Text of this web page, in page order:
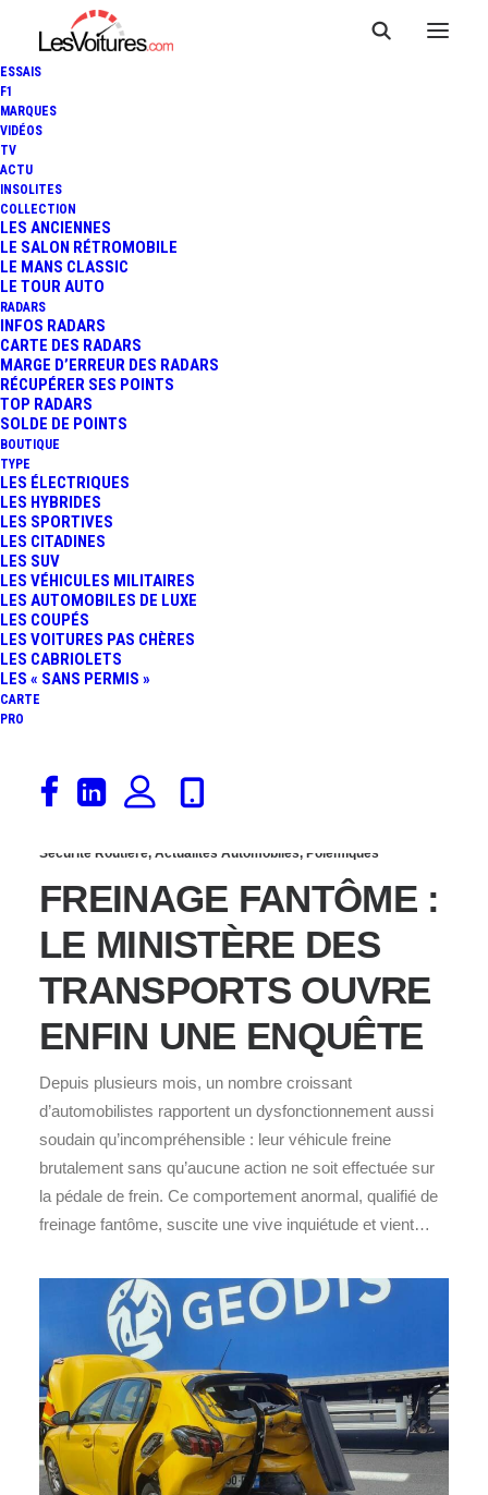
ESSAIS
F1
MARQUES
VIDÉOS
TV
ACTU
INSOLITES
COLLECTION
LES ANCIENNES
LE SALON RÉTROMOBILE
LE MANS CLASSIC
LE TOUR AUTO
RADARS
INFOS RADARS
CARTE DES RADARS
MARGE D’ERREUR DES RADARS
RÉCUPÉRER SES POINTS
TOP RADARS
SOLDE DE POINTS
BOUTIQUE
TYPE
LES ÉLECTRIQUES
LES HYBRIDES
LES SPORTIVES
LES CITADINES
LES SUV
LES VÉHICULES MILITAIRES
LES AUTOMOBILES DE LUXE
LES COUPÉS
LES VOITURES PAS CHÈRES
LES CABRIOLETS
LES « SANS PERMIS »
CARTE
PRO
26 février 2026
FREINAGE FANTÔME : «
LES CONCESSIONS
NOUS PRENNENT POUR
DES DÉBILES », LES
AUTOMOBILISTES À
Sécurité Routière, Actualités Automobiles, Polémiques
FREINAGE FANTÔME :
LE MINISTÈRE DES
TRANSPORTS OUVRE
ENFIN UNE ENQUÊTE
Depuis plusieurs mois, un nombre croissant
d’automobilistes rapportent un dysfonctionnement aussi
soudain qu’incompréhensible : leur véhicule freine
brutalement sans qu’aucune action ne soit effectuée sur
la pédale de frein. Ce comportement anormal, qualifié de
freinage fantôme, suscite une vive inquiétude et vient…